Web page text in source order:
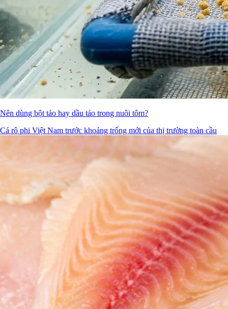
Nên dùng bột tảo hay dầu tảo trong nuôi tôm?
Cá rô phi Việt Nam trước khoảng trống mới của thị trường toàn cầu